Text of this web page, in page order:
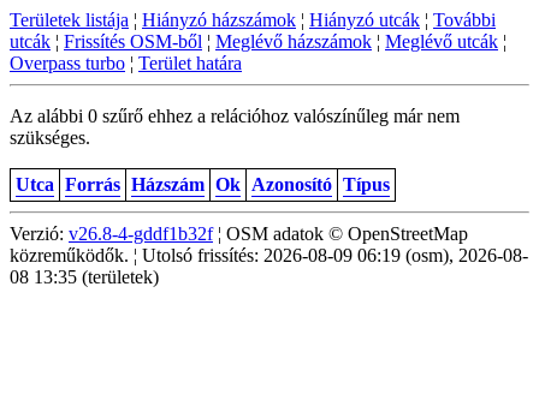
Területek listája ¦ Hiányzó házszámok ¦ Hiányzó utcák ¦ További
utcák ¦ Frissítés OSM-ből ¦ Meglévő házszámok ¦ Meglévő utcák ¦
Overpass turbo ¦ Terület határa
Az alábbi 0 szűrő ehhez a relációhoz valószínűleg már nem
szükséges.
Utca Forrás Házszám Ok Azonosító Típus
Verzió: v26.8-4-gddf1b32f¦ OSM adatok © OpenStreetMap
közreműködők. ¦ Utolsó frissítés: 2026-08-09 06:19 (osm), 2026-08-
08 13:35 (területek)